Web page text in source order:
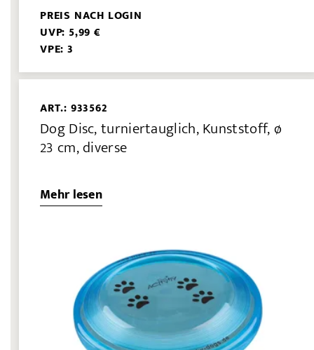
PREIS NACH LOGIN
UVP: 5,99 €
VPE: 3
ART.: 933562
Dog Disc, turniertauglich, Kunststoff, ø
23 cm, diverse
Mehr lesen